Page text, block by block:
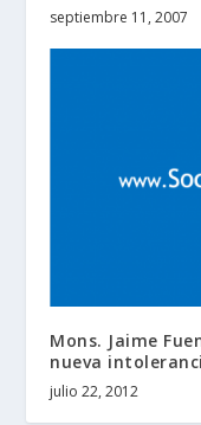
septiembre 11, 2007
Mons. Jaime
nueva
julio 22, 2012